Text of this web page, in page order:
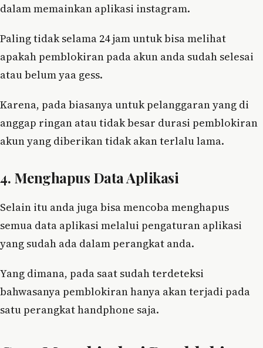
dalam memainkan aplikasi instagram.
Paling tidak selama 24 jam untuk bisa melihat
apakah pemblokiran pada akun anda sudah selesai
atau belum yaa gess.
Karena, pada biasanya untuk pelanggaran yang di
anggap ringan atau tidak besar durasi pemblokiran
akun yang diberikan tidak akan terlalu lama.
4. Menghapus Data Aplikasi
Selain itu anda juga bisa mencoba menghapus
semua data aplikasi melalui pengaturan aplikasi
yang sudah ada dalam perangkat anda.
Yang dimana, pada saat sudah terdeteksi
bahwasanya pemblokiran hanya akan terjadi pada
satu perangkat handphone saja.